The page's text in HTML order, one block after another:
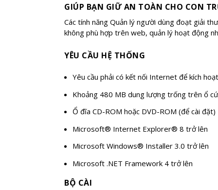
GIÚP BẠN GIỮ AN TOÀN CHO CON
Các tính năng Quản lý người dùng đoạt giải
không phù hợp trên web, quản lý hoạt động
YÊU CẦU HỆ THỐNG
Yêu cầu phải có kết nối Internet để kích
Khoảng 480 MB dung lượng trống trên ổ
Ổ đĩa CD-ROM hoặc DVD-ROM (để cài đặt)
Microsoft® Internet Explorer® 8 trở lên
Microsoft Windows® Installer 3.0 trở lên
Microsoft .NET Framework 4 trở lên
BỘ CÀI